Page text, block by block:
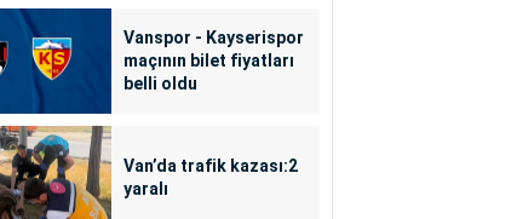
Vanspor - Kayserispor
maçının bilet fiyatları
belli oldu
Van’da trafik kazası:2
yaralı